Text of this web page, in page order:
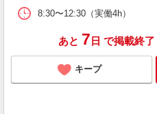
8:30〜12:30（実働4h）
あと 7 日 で掲載終了
キープ